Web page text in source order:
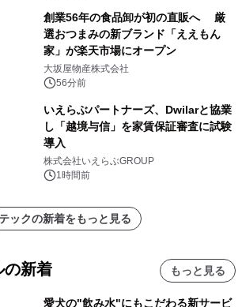
創業56年の食品卸が初の直販へ 厳
選おつまみの新ブランド「ええもん
家」が楽天市場にオープン
大坂屋物産株式会社
56分前
いえらぶパートナーズ、Dwilarと協業
し「越境与信」を家賃保証審査に試験
導入
株式会社いえらぶGROUP
1時間前
テックの新着をもっと見る
の新着 もっと見る
愛犬の"飲み水"にもこだわる新サービ